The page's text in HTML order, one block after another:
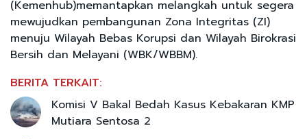
(Kemenhub)memantapkan melangkah untuk segera
mewujudkan pembangunan Zona Integritas (ZI)
menuju Wilayah Bebas Korupsi dan Wilayah Birokrasi
Bersih dan Melayani (WBK/WBBM).
BERITA TERKAIT:
Komisi V Bakal Bedah Kasus Kebakaran KMP
Mutiara Sentosa 2